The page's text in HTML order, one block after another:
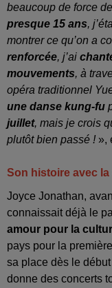
beaucoup de force
presque 15 ans,
montrer ce qu’on a
renforcée, j’ai
mouvements, à
opéra traditionnel
une danse kung-fu
juillet, mais je crois
plutôt bien passé !»,
Son histoire avec la
Joyce Jonathan,
connaissait déjà le
amour pour la
pays pour la
sa place dès le
donne des concerts